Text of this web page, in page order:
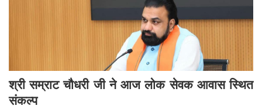
श्री सम्राट चौधरी जी ने आज लोक सेवक आवास स्थित
संकल्प